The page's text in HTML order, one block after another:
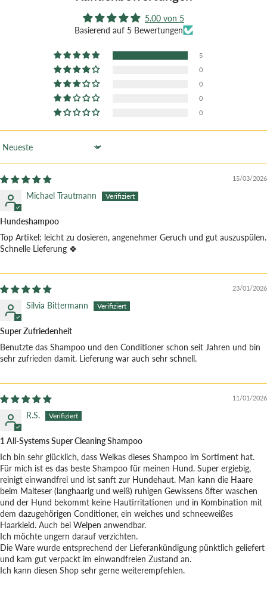
5.00 von 5
Basierend auf 5 Bewertungen
5
0
0
0
0
Sort by
15/03/2026
Michael Trautmann
Hundeshampoo
Top Artikel: leicht zu dosieren, angenehmer Geruch und gut auszuspülen.
Schnelle Lieferung 🍀
23/01/2026
Silvia Bittermann
Super Zufriedenheit
Benutzte das Shampoo und den Conditioner schon seit Jahren und bin
sehr zufrieden damit. Lieferung war auch sehr schnell.
11/01/2026
R.S.
1 All-Systems Super Cleaning Shampoo
Ich bin sehr glücklich, dass Welkas dieses Shampoo im Sortiment hat.
Für mich ist es das beste Shampoo für meinen Hund. Super ergiebig,
reinigt einwandfrei und ist sanft zur Hundehaut. Man kann die Haare
beim Malteser (langhaarig und weiß) ruhigen Gewissens öfter waschen
und der Hund bekommt keine Hautirritationen und in Kombination mit
dem dazugehörigen Conditioner, ein weiches und schneeweißes
Haarkleid. Auch bei Welpen anwendbar.
Ich möchte ungern darauf verzichten.
Die Ware wurde entsprechend der Lieferankündigung pünktlich geliefert
und kam gut verpackt im einwandfreien Zustand an.
Ich kann diesen Shop sehr gerne weiterempfehlen.